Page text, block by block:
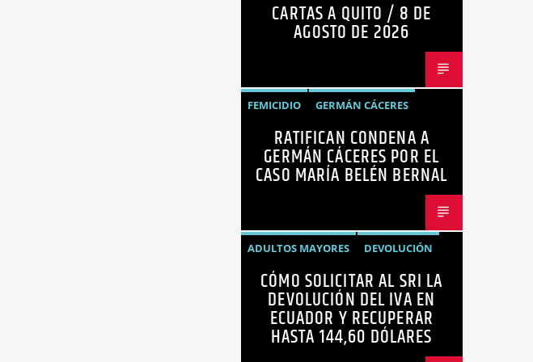
OPINIÓNCARTAS A QUITO / 8 DE
AGOSTO DE 2026
FEMICIDIO
GERMÁN CÁCERES
MARÍA BELÉN BERNAL
NOTICIAS
SEGURIDAD
RATIFICAN CONDENA A
GERMÁN CÁCERES POR EL
CASO MARÍA BELÉN BERNAL
ADULTOS MAYORES
DEVOLUCIÓN
ECUADOR
NEGOCIOS
NOTICIAS
PERSONAS CON DISCAPACIDAD
CÓMO SOLICITAR AL SRI LA
DEVOLUCIÓN DEL IVA EN
ECUADOR Y RECUPERAR
HASTA 144,60 DÓLARES